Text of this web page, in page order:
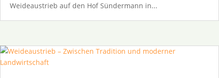
Weideaustrieb auf den Hof Sündermann in...